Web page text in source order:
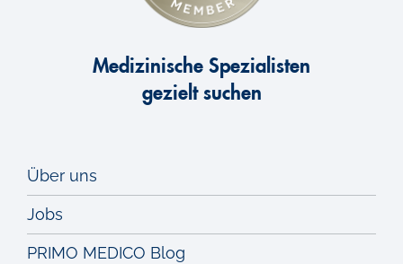
Medizinische Spezialisten
gezielt suchen
Über uns
Jobs
PRIMO MEDICO Blog